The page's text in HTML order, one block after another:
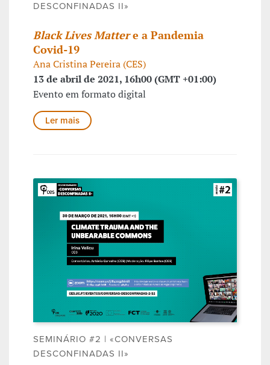
DESCONFINADAS II»
Black Lives Mattere a Pandemia
Covid-19
Ana Cristina Pereira (CES)
13 de abril de 2021, 16h00 (GMT +01:00)
Evento em formato digital
Ler mais
SEMINÁRIO #2 | «CONVERSAS
DESCONFINADAS II»